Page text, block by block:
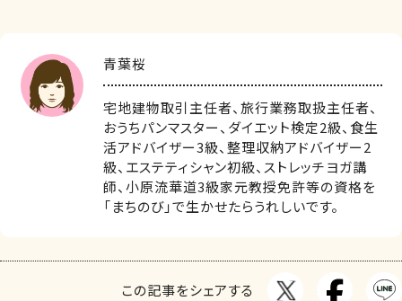
青葉桜
宅地建物取引主任者、旅行業務取扱主任者、
おうちパンマスター、ダイエット検定2級、食生
活アドバイザー3級、整理収納アドバイザー2
級、エステティシャン初級、ストレッチヨガ講
師、小原流華道3級家元教授免許等の資格を
「まちのび」で生かせたらうれしいです。
この記事をシェアする